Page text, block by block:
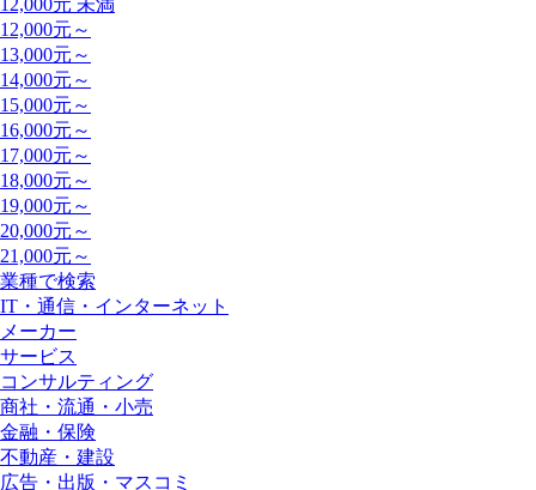
12,000元 未満
12,000元～
13,000元～
14,000元～
15,000元～
16,000元～
17,000元～
18,000元～
19,000元～
20,000元～
21,000元～
業種で検索
IT・通信・インターネット
メーカー
サービス
コンサルティング
商社・流通・小売
金融・保険
不動産・建設
広告・出版・マスコミ